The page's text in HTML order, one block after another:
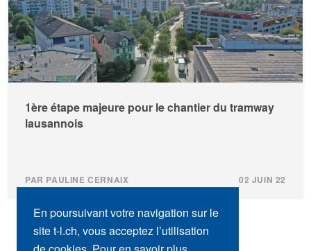
1ère étape majeure pour le chantier du tramway
lausannois
PAR PAULINE CERNAIX 02 JUIN 22
En poursuivant votre navigation sur le
site t-l.ch, vous acceptez l’utilisation